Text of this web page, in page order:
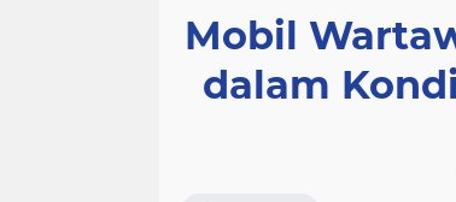
Mobil
dalam